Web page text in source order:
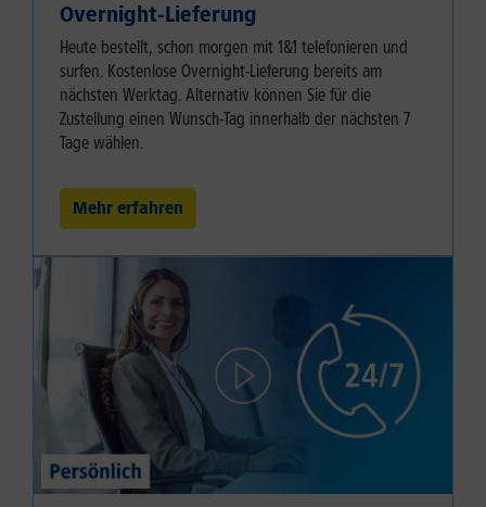
Overnight-Lieferung
Heute bestellt, schon morgen mit 1&1 telefonieren und
surfen. Kostenlose Overnight-Lieferung bereits am
nächsten Werktag. Alternativ können Sie für die
Zustellung einen Wunsch-Tag innerhalb der nächsten 7
Tage wählen.
Mehr erfahren